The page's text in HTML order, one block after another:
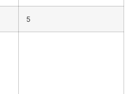
5